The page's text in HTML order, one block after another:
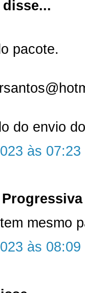
pacote.
do envio
às 07:23
mesmo
às 08:09